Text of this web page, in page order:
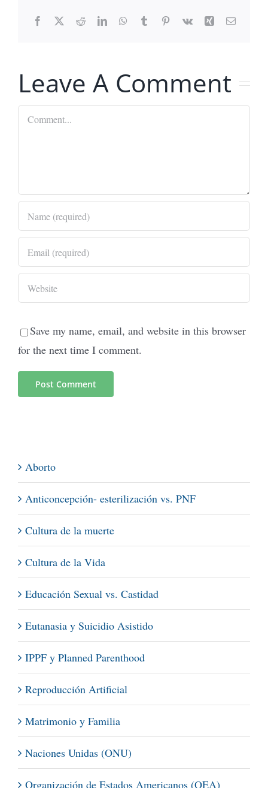
Facebook
X RedditLinkedInWhatsApp
TumblrPinterest
Vk Xing Email
Leave A Comment
Comment
Save my name, email, and website in this browser
for the next time I comment.
Aborto
Anticoncepción- esterilización vs. PNF
Cultura de la muerte
Cultura de la Vida
Educación Sexual vs. Castidad
Eutanasia y Suicidio Asistido
IPPF y Planned Parenthood
Reproducción Artificial
Matrimonio y Familia
Naciones Unidas (ONU)
Organización de Estados Americanos (OEA)